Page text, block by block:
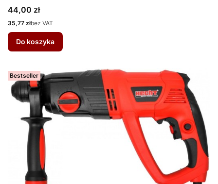
Cena
44,00 zł
Cena
35,77 złbez VAT
Do koszyka
Bestseller